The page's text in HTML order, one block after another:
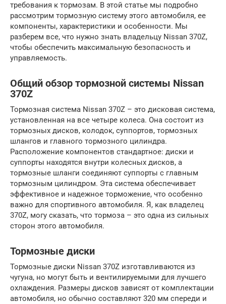
требования к тормозам. В этой статье мы подробно
рассмотрим тормозную систему этого автомобиля, ее
компоненты, характеристики и особенности. Мы
разберем все, что нужно знать владельцу Nissan 370Z,
чтобы обеспечить максимальную безопасность и
управляемость.
Общий обзор тормозной системы Nissan
370Z
Тормозная система Nissan 370Z – это дисковая система,
установленная на все четыре колеса. Она состоит из
тормозных дисков, колодок, суппортов, тормозных
шлангов и главного тормозного цилиндра.
Расположение компонентов стандартное: диски и
суппорты находятся внутри колесных дисков, а
тормозные шланги соединяют суппорты с главным
тормозным цилиндром. Эта система обеспечивает
эффективное и надежное торможение, что особенно
важно для спортивного автомобиля. Я, как владелец
370Z, могу сказать, что тормоза – это одна из сильных
сторон этого автомобиля.
Тормозные диски
Тормозные диски Nissan 370Z изготавливаются из
чугуна, но могут быть и вентилируемыми для лучшего
охлаждения. Размеры дисков зависят от комплектации
автомобиля, но обычно составляют 320 мм спереди и